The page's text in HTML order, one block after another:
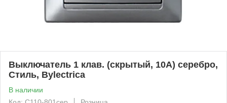
Выключатель 1 клав. (cкрытый, 10А) серебро,
Стиль, Bylectrica
В наличии